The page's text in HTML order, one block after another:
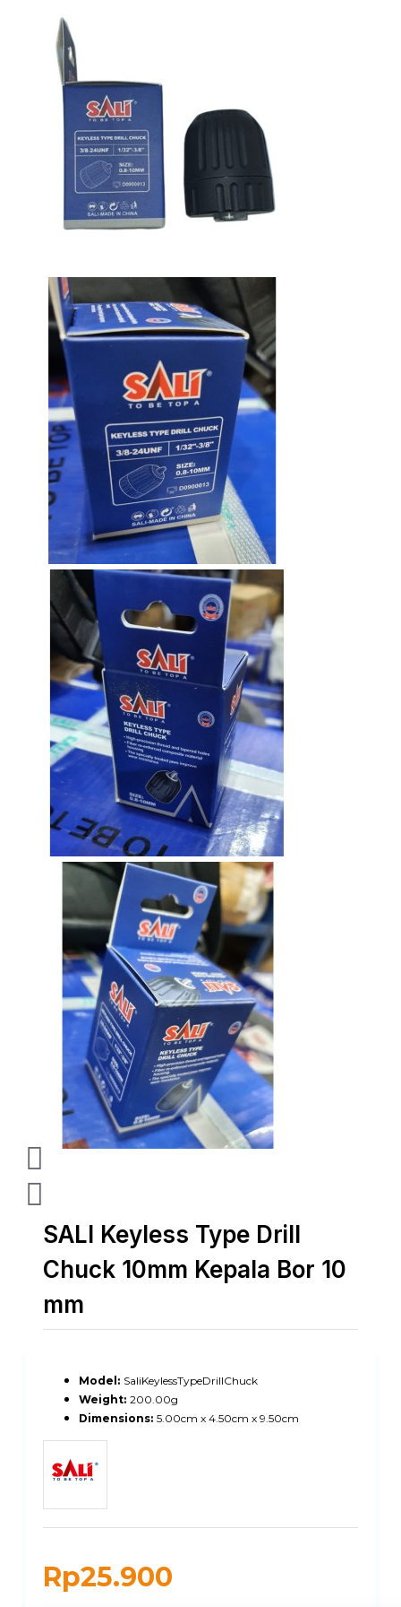
SALI Keyless Type Drill
Chuck 10mm Kepala Bor 10
mm
Rp25.900
Model: SaliKeylessTypeDrillChuck
Weight: 200.00g
Dimensions: 5.00cm x 4.50cm x 9.50cm